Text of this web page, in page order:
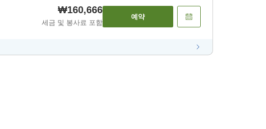
₩160,666
세금 및 봉사료 포함
예약